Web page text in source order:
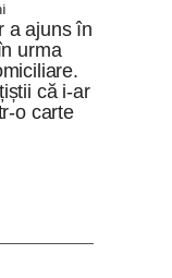
a ajuns în
urma
că i-ar
o carte